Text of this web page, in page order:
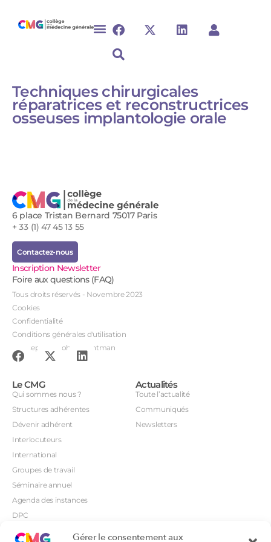
Gérer le consentement aux
Techniques chirurgicales
réparatrices et reconstructrices
osseuses implantologie orale​
6 place Tristan Bernard 75017 Paris
+ 33 (1) 47 45 13 55
Contactez-nous
Inscription Newsletter
Foire aux questions (FAQ)
Tous droits réservés - Novembre 2023
Cookies
Confidentialité
Conditions générales d'utilisation
Conception : John Brightman
Le CMG
Qui sommes nous ?
Structures adhérentes
Dévenir adhérent
Interlocuteurs
International
Groupes de travail
Séminaire annuel
Agenda des instances
DPC
Actualités
Toute l’actualité
Communiqués
Newsletters